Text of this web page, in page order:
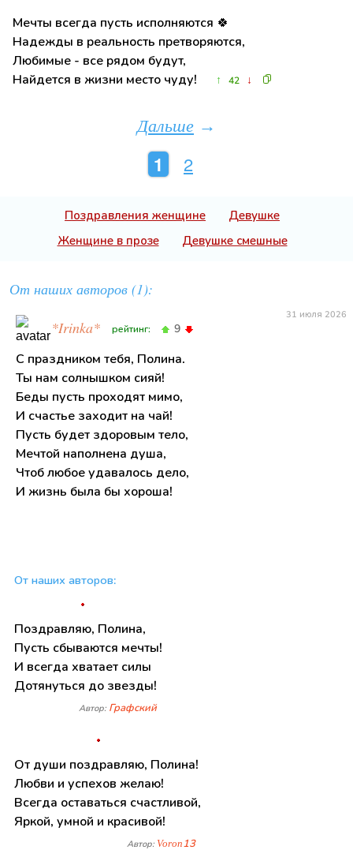
Мечты всегда пусть исполняются 🍀
Надежды в реальность претворяются,
Любимые - все рядом будут,
Найдется в жизни место чуду!
↑ 42 ↓
Дальше →
1 2
Поздравления женщине
Девушке
Женщине в прозе
Девушке смешные
От наших авторов (1):
*Irinka* рейтинг: 9
31 июля 2026
С праздником тебя, Полина.
Ты нам солнышком сияй!
Беды пусть проходят мимо,
И счастье заходит на чай!
Пусть будет здоровым тело,
Мечтой наполнена душа,
Чтоб любое удавалось дело,
И жизнь была бы хороша!
От наших авторов:
Поздравляю, Полина,
Пусть сбываются мечты!
И всегда хватает силы
Дотянуться до звезды!
Автор: Графский
От души поздравляю, Полина!
Любви и успехов желаю!
Всегда оставаться счастливой,
Яркой, умной и красивой!
Автор: Voron13